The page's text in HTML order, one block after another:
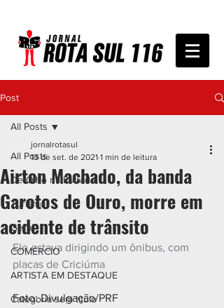
Post
All Posts
De Olho na Estrada
Turismo
Geral
COMÉRCIO
ARTISTA EM DESTAQUE
Categoria sem título
All Posts
Airton Machado, da banda
Garotos de Ouro, morre em
acidente de trânsito
jornalrotasul
13 de set. de 2021 1 min de leitura
Ele estava dirigindo um ônibus, com
placas de Criciúma
Foto: Divulgação/PRF